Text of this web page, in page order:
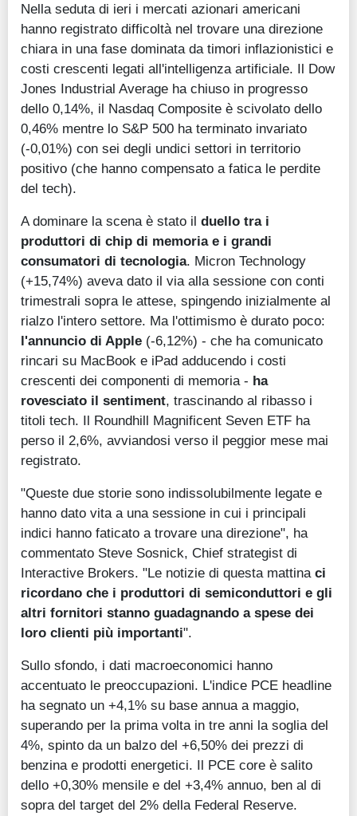
Nella seduta di ieri i mercati azionari americani
hanno registrato difficoltà nel trovare una direzione
chiara in una fase dominata da timori inflazionistici e
costi crescenti legati all'intelligenza artificiale. Il Dow
Jones Industrial Average ha chiuso in progresso
dello 0,14%, il Nasdaq Composite è scivolato dello
0,46% mentre lo S&P 500 ha terminato invariato
(-0,01%) con sei degli undici settori in territorio
positivo (che hanno compensato a fatica le perdite
del tech).
A dominare la scena è stato il duello tra i
produttori di chip di memoria e i grandi
consumatori di tecnologia. Micron Technology
(+15,74%) aveva dato il via alla sessione con conti
trimestrali sopra le attese, spingendo inizialmente al
rialzo l'intero settore. Ma l'ottimismo è durato poco:
l'annuncio di Apple (-6,12%) - che ha comunicato
rincari su MacBook e iPad adducendo i costi
crescenti dei componenti di memoria - ha
rovesciato il sentiment, trascinando al ribasso i
titoli tech. Il Roundhill Magnificent Seven ETF ha
perso il 2,6%, avviandosi verso il peggior mese mai
registrato.
"Queste due storie sono indissolubilmente legate e
hanno dato vita a una sessione in cui i principali
indici hanno faticato a trovare una direzione", ha
commentato Steve Sosnick, Chief strategist di
Interactive Brokers. "Le notizie di questa mattina ci
ricordano che i produttori di semiconduttori e gli
altri fornitori stanno guadagnando a spese dei
loro clienti più importanti".
Sullo sfondo, i dati macroeconomici hanno
accentuato le preoccupazioni. L'indice PCE headline
ha segnato un +4,1% su base annua a maggio,
superando per la prima volta in tre anni la soglia del
4%, spinto da un balzo del +6,50% dei prezzi di
benzina e prodotti energetici. Il PCE core è salito
dello +0,30% mensile e del +3,4% annuo, ben al di
sopra del target del 2% della Federal Reserve.